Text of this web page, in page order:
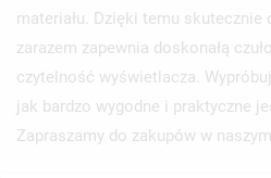
materiału. Dzięki temu skutecznie
zarazem zapewnia doskonałą
czytelność wyświetlacza.
jak bardzo wygodne i praktyczne
Zapraszamy do zakupów w